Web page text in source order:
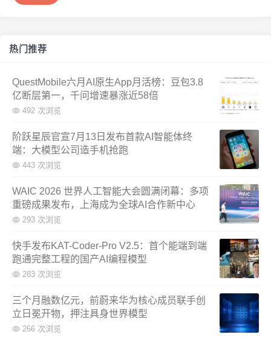
热门推荐
QuestMobile六月AI原生App月活榜：豆包3.8
亿断层第一，千问增速暴涨近58倍
492 次浏览
阶跃星辰官宣7月13日发布首款AI智能体终
端：大模型公司造手机抢跑
443 次浏览
WAIC 2026 世界人工智能大会圆满闭幕：多项
重磅成果发布，上海成为全球AI合作新中心
293 次浏览
快手发布KAT-Coder-Pro V2.5：首个能端到端
跑通完整工程的国产AI编程模型
283 次浏览
三个月融数亿元，前蔚来华为核心成员联手创
立日冕开物，押注具身世界模型
266 次浏览